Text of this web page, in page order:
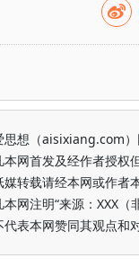
思想（aisixiang.com）
本网首发及经作者授权
媒转载请经本网或作者
本网注明“来源：XXX
代表本网赞同其观点和